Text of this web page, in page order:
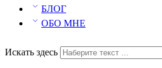
БЛОГ
ОБО МНЕ
Искать здесь